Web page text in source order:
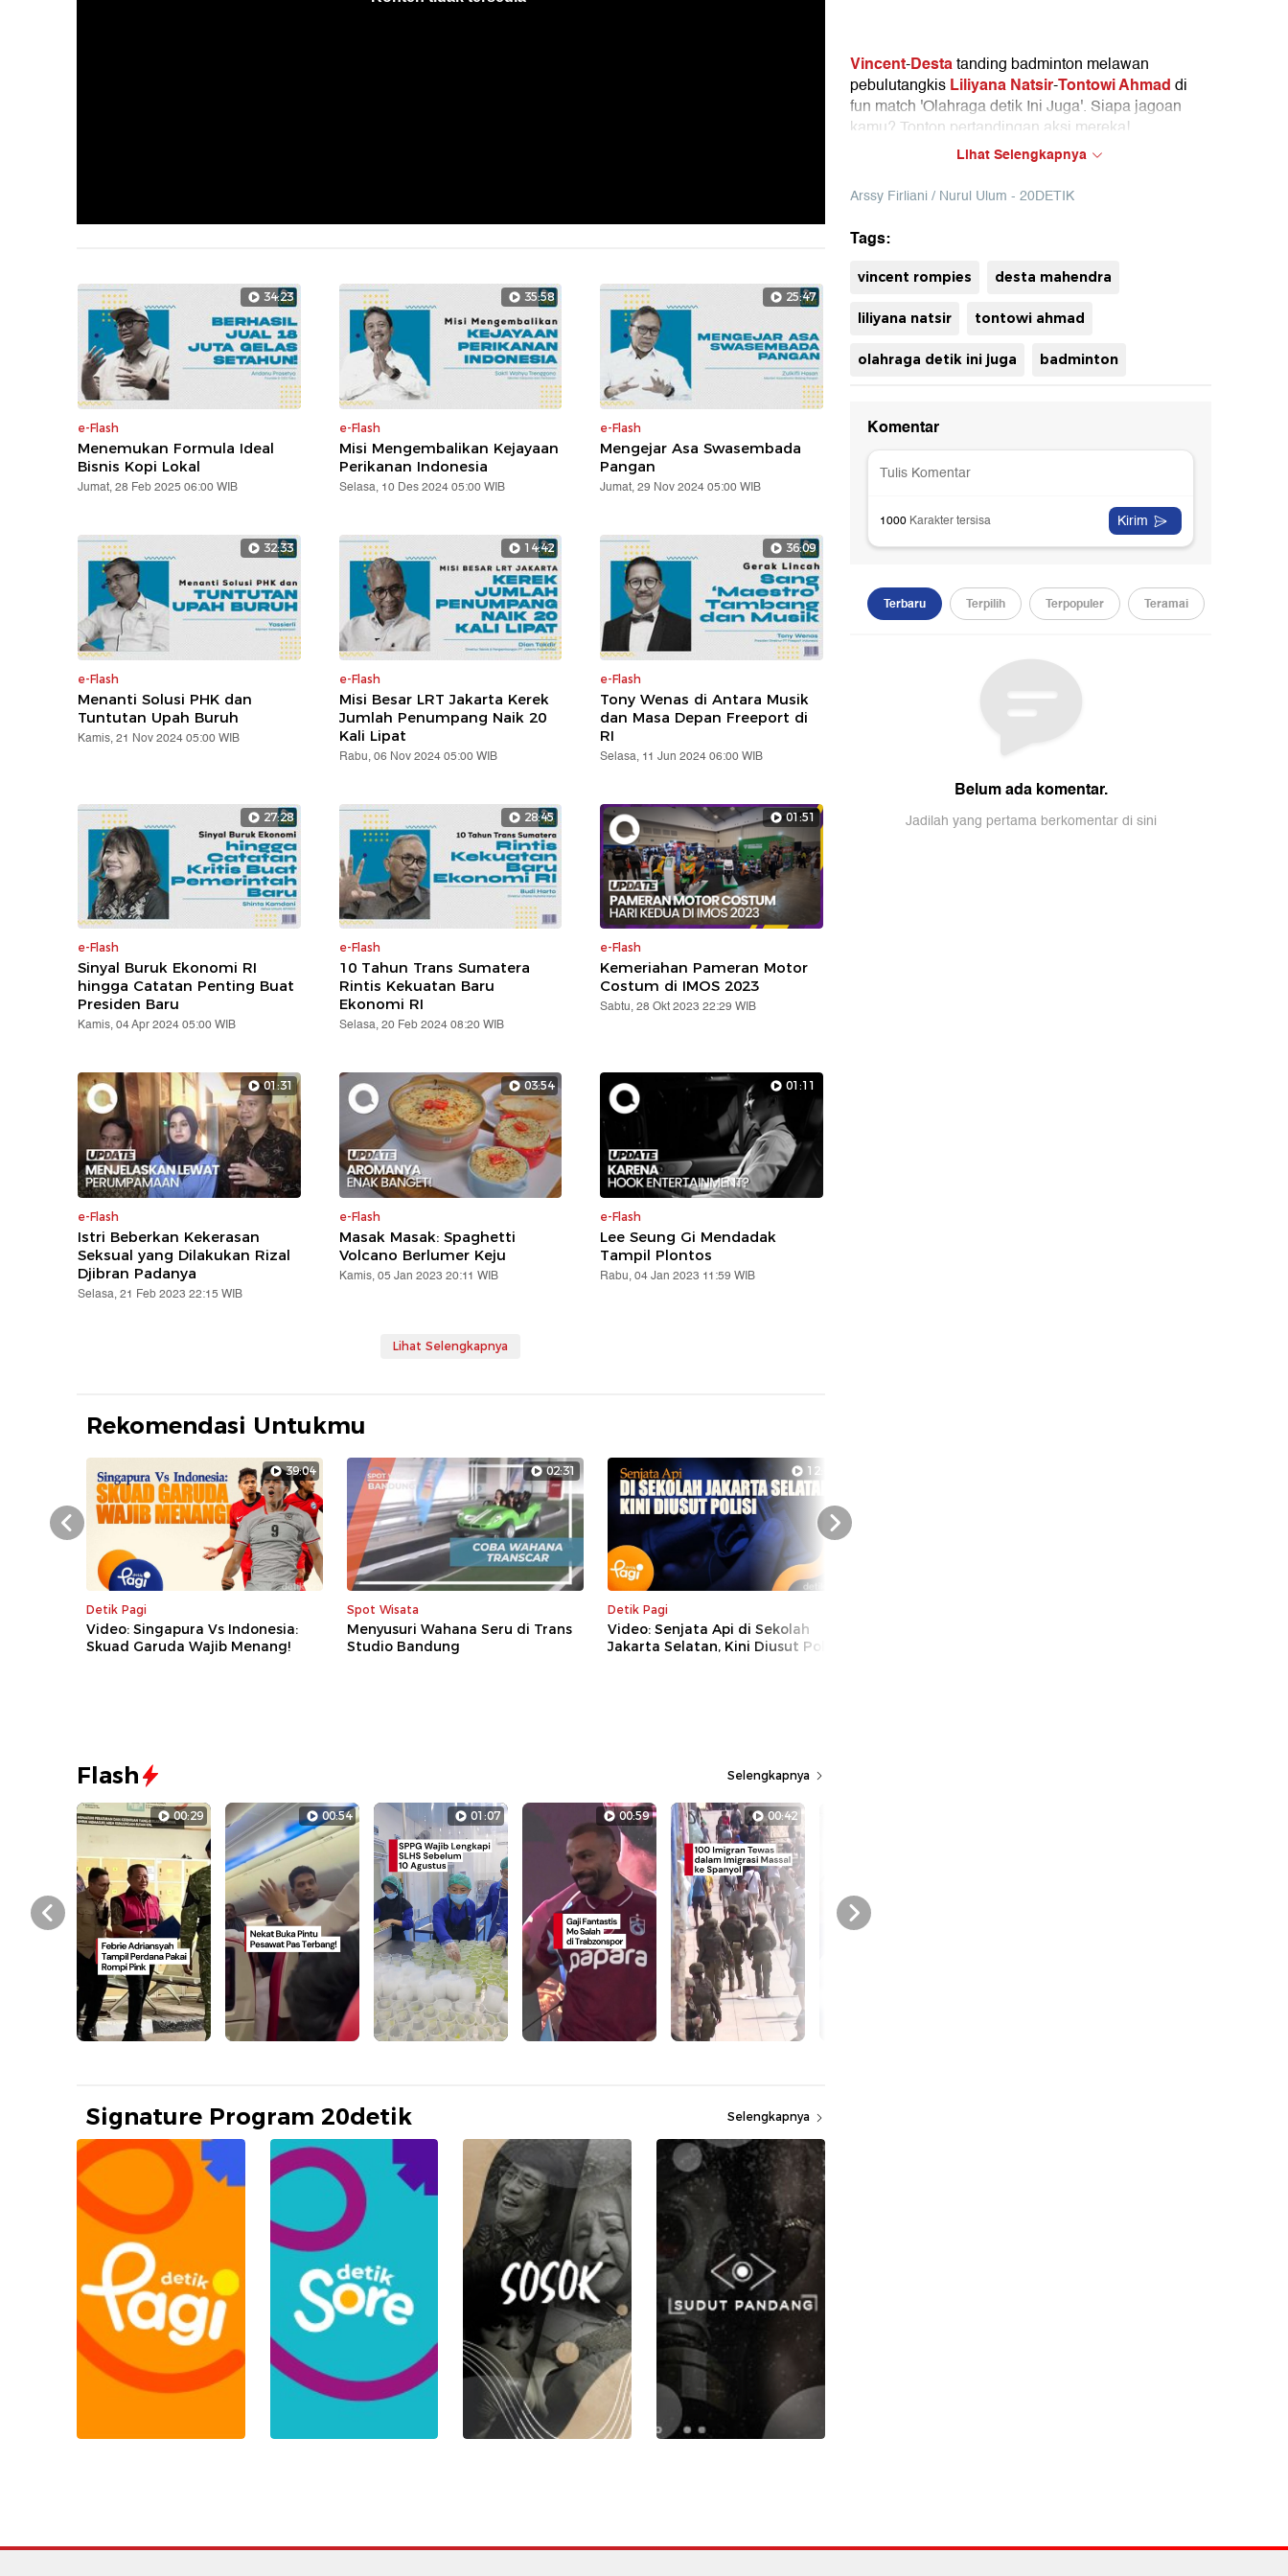
34:23
e-Flash
Menemukan Formula Ideal
Bisnis Kopi Lokal
Jumat, 28 Feb 2025 06:00 WIB
35:58
e-Flash
Misi Mengembalikan Kejayaan
Perikanan Indonesia
Selasa, 10 Des 2024 05:00 WIB
25:47
e-Flash
Mengejar Asa Swasembada
Pangan
Jumat, 29 Nov 2024 05:00 WIB
32:33
e-Flash
Menanti Solusi PHK dan
Tuntutan Upah Buruh
Kamis, 21 Nov 2024 05:00 WIB
14:42
e-Flash
Misi Besar LRT Jakarta Kerek
Jumlah Penumpang Naik 20
Kali Lipat
Rabu, 06 Nov 2024 05:00 WIB
36:09
e-Flash
Tony Wenas di Antara Musik
dan Masa Depan Freeport di
RI
Selasa, 11 Jun 2024 06:00 WIB
27:28
e-Flash
Sinyal Buruk Ekonomi RI
hingga Catatan Penting Buat
Presiden Baru
Kamis, 04 Apr 2024 05:00 WIB
28:45
e-Flash
10 Tahun Trans Sumatera
Rintis Kekuatan Baru
Ekonomi RI
Selasa, 20 Feb 2024 08:20 WIB
01:51
e-Flash
Kemeriahan Pameran Motor
Costum di IMOS 2023
Sabtu, 28 Okt 2023 22:29 WIB
01:31
e-Flash
Istri Beberkan Kekerasan
Seksual yang Dilakukan Rizal
Djibran Padanya
Selasa, 21 Feb 2023 22:15 WIB
03:54
e-Flash
Masak Masak: Spaghetti
Volcano Berlumer Keju
Kamis, 05 Jan 2023 20:11 WIB
01:11
e-Flash
Lee Seung Gi Mendadak
Tampil Plontos
Rabu, 04 Jan 2023 11:59 WIB
Lihat Selengkapnya
Rekomendasi Untukmu
39:04
Detik Pagi
Video: Singapura Vs Indonesia:
Skuad Garuda Wajib Menang!
02:31
Spot Wisata
Menyusuri Wahana Seru di Trans
Studio Bandung
12:44
Detik Pagi
Video: Senjata Api di Sekolah
Jakarta Selatan, Kini Diusut Polisi
Prev Next
Flash Selengkapnya
00:29 00:54 01:07 00:59 00:42
Prev Next
Signature Program 20detik Selengkapnya
Vincent-Destatanding badminton melawan
pebulutangkisLiliyana Natsir-Tontowi Ahmaddi
fun match 'Olahraga detik Ini Juga'. Siapa jagoan
kamu? Tonton pertandingan aksi mereka!
Lihat Selengkapnya
Arssy Firliani / Nurul Ulum - 20DETIK
Tags:
vincent rompies desta mahendra
liliyana natsir tontowi ahmad
olahraga detik ini juga badminton